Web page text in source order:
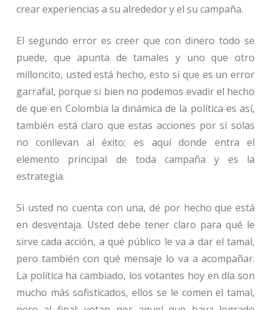
crear experiencias a su alrededor y el su campaña.
El segundo error es creer que con dinero todo se
puede, que apunta de tamales y uno que otro
milloncito, usted está hecho, esto sí que es un error
garrafal, porque si bien no podemos evadir el hecho
de que en Colombia la dinámica de la política es así,
también está claro que estas acciones por sí solas
no conllevan al éxito; es aquí donde entra el
elemento principal de toda campaña y es la
estrategia.
Si usted no cuenta con una, dé por hecho que está
en desventaja. Usted debe tener claro para qué le
sirve cada acción, a qué público le va a dar el tamal,
pero también con qué mensaje lo va a acompañar.
La política ha cambiado, los votantes hoy en día son
mucho más sofisticados, ellos se le comen el tamal,